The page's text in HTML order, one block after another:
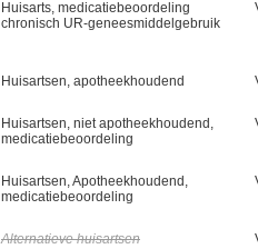
Huisarts, medicatiebeoordeling
chronisch UR-geneesmiddelgebruik
Huisartsen, apotheekhoudend
Huisartsen, niet apotheekhoudend,
medicatiebeoordeling
Huisartsen, Apotheekhoudend,
medicatiebeoordeling
Alternatieve huisartsen